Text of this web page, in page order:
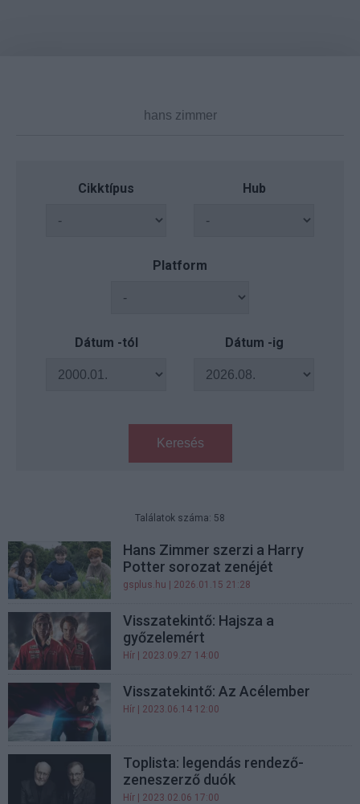
Cikktípus Hub
Platform
Dátum -tól Dátum -ig
Keresés
Találatok száma: 58
Hans Zimmer szerzi a Harry
Potter sorozat zenéjét
gsplus.hu | 2026.01.15 21:28
Visszatekintő: Hajsza a
győzelemért
Hír | 2023.09.27 14:00
Visszatekintő: Az Acélember
Hír | 2023.06.14 12:00
Toplista: legendás rendező-
zeneszerző duók
Hír | 2023.02.06 17:00